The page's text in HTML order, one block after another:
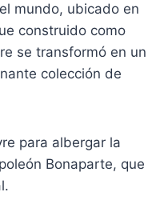
mundo, ubicado en
construido como
se transformó en un
colección de
para albergar la
Bonaparte, que